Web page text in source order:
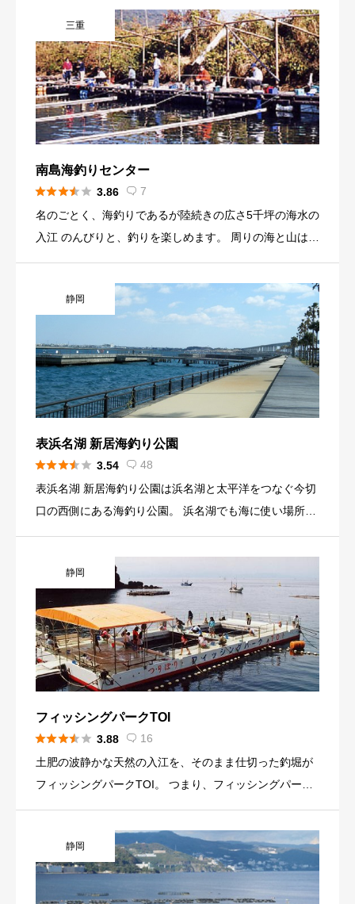
さ260m×幅14mの堤防で、内海（熱海湾側）を利用しま
す。（外側は禁止） 季節により、アジ・ヒラメ・カワハ
ギ・アオリイカ・シイラ・宗田ガツオ・サバ・ウルメイ
ワシ・カイワリ・メジナ・ワカシ（イナダ）・ボラなど
釣れる魚は様々。 初心者からマニアまで、お子様からベ
テランまでお楽しみ頂けます。 施設内は外側に高さ2
m、湾内側に高さ0.5mの転落防止フェンスがあり、救命
浮輪10ヶ所、救命タラップ5ヶ所などの安全施設や、管
理棟、水道5ヶ所、フットライト付きベンチ 10 ヶ所、放
送設備・雷検知器・風向風速計なども設置されていま
す。 貸し竿・餌の販売も行っていますので、手ぶらで来
三重
南島海釣りセンター
 3.86  7
名のごとく、海釣りであるが陸続きの広さ5千坪の海水の
入江 のんびりと、釣りを楽しめます。 周りの海と山は絶
静岡
表浜名湖 新居海釣り公園
 3.54  48
表浜名湖 新居海釣り公園は浜名湖と太平洋をつなぐ今切
口の西側にある海釣り公園。 浜名湖でも海に使い場所に
が整備されている。 魚の種類は400種以上といわれてお
り、エビやカニなどの甲殻類は150種類以上、貝類は120
種類以上、イカやタコは10種類生息している。 近くには
バーベキュー場も併設され海水浴場もあるので、多くの
人々が訪れる。
静岡
フィッシングパークTOI
 3.88  16
土肥の波静かな天然の入江を、そのまま仕切った釣堀が
フィッシングパークTOI。 つまり、フィッシングパーク
さっきまで沖合で泳いでいた天然魚がいっぱい！ 釣り好
きの方はもちろん、お子様や女性の方など、どなたにも
気軽にお楽しみ いただけます。竿やエサの心配も要りま
せん。こちらでご用意いたします。 さぁ、あなたもチャ
静岡